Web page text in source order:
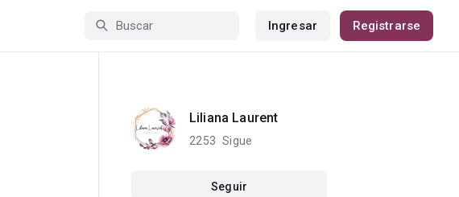
Ingresar Registrarse
Liliana Laurent
2253 Sigue
Seguir